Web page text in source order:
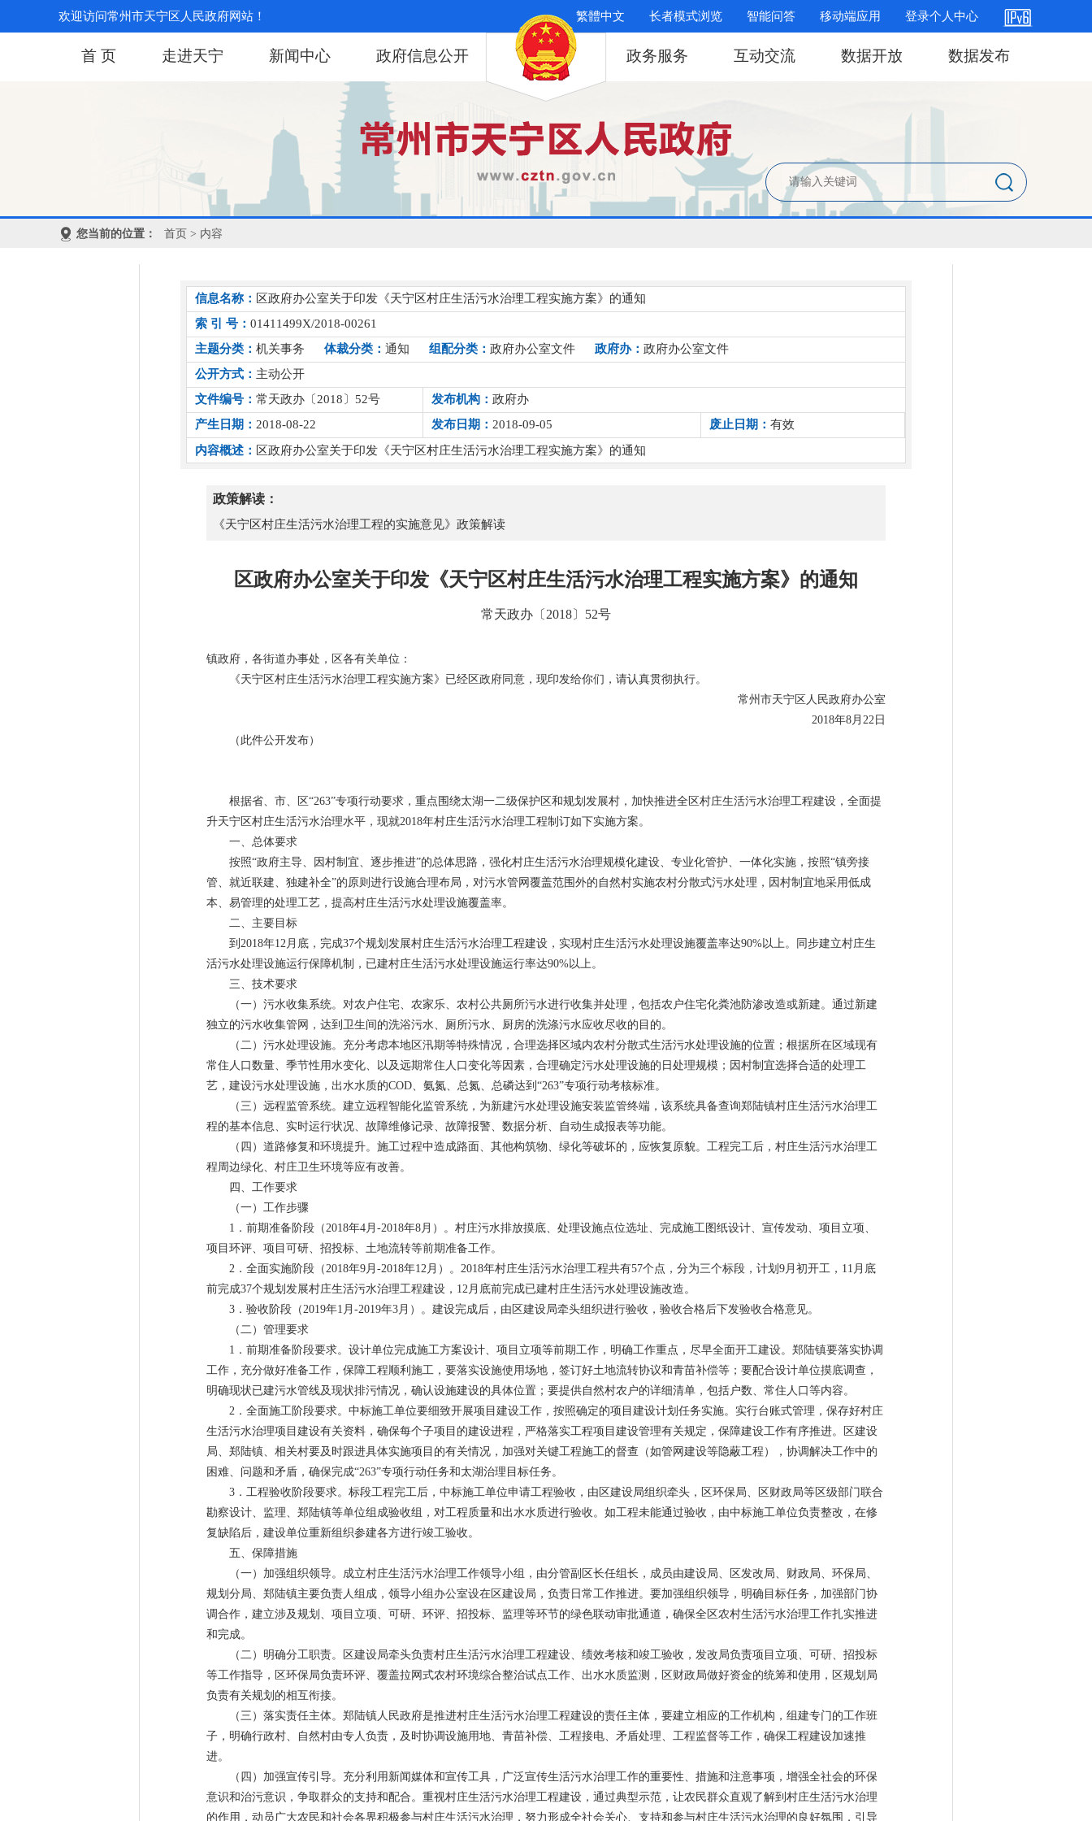
欢迎访问常州市天宁区人民政府网站！ 繁體中文 长者模式浏览 智能问答 移动端应用 登录个人中心
首 页 走进天宁 新闻中心 政府信息公开 政务服务 互动交流 数据开放 数据发布
您当前的位置： 首页 > 内容
信息名称： 区政府办公室关于印发《天宁区村庄生活污水治理工程实施方案》的通知
索 引 号： 01411499X/2018-00261
主题分类： 机关事务 体裁分类： 通知 组配分类： 政府办公室文件 政府办： 政府办公室文件
公开方式： 主动公开
文件编号： 常天政办〔2018〕52号 发布机构： 政府办
产生日期： 2018-08-22 发布日期： 2018-09-05 废止日期： 有效
内容概述： 区政府办公室关于印发《天宁区村庄生活污水治理工程实施方案》的通知
政策解读：
《天宁区村庄生活污水治理工程的实施意见》政策解读
区政府办公室关于印发《天宁区村庄生活污水治理工程实施方案》的通知
常天政办〔2018〕52号
镇政府，各街道办事处，区各有关单位：
《天宁区村庄生活污水治理工程实施方案》已经区政府同意，现印发给你们，请认真贯彻执行。
常州市天宁区人民政府办公室
2018年8月22日
（此件公开发布）
根据省、市、区“263”专项行动要求，重点围绕太湖一二级保护区和规划发展村，加快推进全区村庄生活污水治理工程建设，全面提
升天宁区村庄生活污水治理水平，现就2018年村庄生活污水治理工程制订如下实施方案。
一、总体要求
按照“政府主导、因村制宜、逐步推进”的总体思路，强化村庄生活污水治理规模化建设、专业化管护、一体化实施，按照“镇旁接
管、就近联建、独建补全”的原则进行设施合理布局，对污水管网覆盖范围外的自然村实施农村分散式污水处理，因村制宜地采用低成
本、易管理的处理工艺，提高村庄生活污水处理设施覆盖率。
二、主要目标
到2018年12月底，完成37个规划发展村庄生活污水治理工程建设，实现村庄生活污水处理设施覆盖率达90%以上。同步建立村庄生
活污水处理设施运行保障机制，已建村庄生活污水处理设施运行率达90%以上。
三、技术要求
（一）污水收集系统。对农户住宅、农家乐、农村公共厕所污水进行收集并处理，包括农户住宅化粪池防渗改造或新建。通过新建
独立的污水收集管网，达到卫生间的洗浴污水、厕所污水、厨房的洗涤污水应收尽收的目的。
（二）污水处理设施。充分考虑本地区汛期等特殊情况，合理选择区域内农村分散式生活污水处理设施的位置；根据所在区域现有
常住人口数量、季节性用水变化、以及远期常住人口变化等因素，合理确定污水处理设施的日处理规模；因村制宜选择合适的处理工
艺，建设污水处理设施，出水水质的COD、氨氮、总氮、总磷达到“263”专项行动考核标准。
（三）远程监管系统。建立远程智能化监管系统，为新建污水处理设施安装监管终端，该系统具备查询郑陆镇村庄生活污水治理工
程的基本信息、实时运行状况、故障维修记录、故障报警、数据分析、自动生成报表等功能。
（四）道路修复和环境提升。施工过程中造成路面、其他构筑物、绿化等破坏的，应恢复原貌。工程完工后，村庄生活污水治理工
程周边绿化、村庄卫生环境等应有改善。
四、工作要求
（一）工作步骤
1．前期准备阶段（2018年4月-2018年8月）。村庄污水排放摸底、处理设施点位选址、完成施工图纸设计、宣传发动、项目立项、
项目环评、项目可研、招投标、土地流转等前期准备工作。
2．全面实施阶段（2018年9月-2018年12月）。2018年村庄生活污水治理工程共有57个点，分为三个标段，计划9月初开工，11月底
前完成37个规划发展村庄生活污水治理工程建设，12月底前完成已建村庄生活污水处理设施改造。
3．验收阶段（2019年1月-2019年3月）。建设完成后，由区建设局牵头组织进行验收，验收合格后下发验收合格意见。
（二）管理要求
1．前期准备阶段要求。设计单位完成施工方案设计、项目立项等前期工作，明确工作重点，尽早全面开工建设。郑陆镇要落实协调
工作，充分做好准备工作，保障工程顺利施工，要落实设施使用场地，签订好土地流转协议和青苗补偿等；要配合设计单位摸底调查，
明确现状已建污水管线及现状排污情况，确认设施建设的具体位置；要提供自然村农户的详细清单，包括户数、常住人口等内容。
2．全面施工阶段要求。中标施工单位要细致开展项目建设工作，按照确定的项目建设计划任务实施。实行台账式管理，保存好村庄
生活污水治理项目建设有关资料，确保每个子项目的建设进程，严格落实工程项目建设管理有关规定，保障建设工作有序推进。区建设
局、郑陆镇、相关村要及时跟进具体实施项目的有关情况，加强对关键工程施工的督查（如管网建设等隐蔽工程），协调解决工作中的
困难、问题和矛盾，确保完成“263”专项行动任务和太湖治理目标任务。
3．工程验收阶段要求。标段工程完工后，中标施工单位申请工程验收，由区建设局组织牵头，区环保局、区财政局等区级部门联合
勘察设计、监理、郑陆镇等单位组成验收组，对工程质量和出水水质进行验收。如工程未能通过验收，由中标施工单位负责整改，在修
复缺陷后，建设单位重新组织参建各方进行竣工验收。
五、保障措施
（一）加强组织领导。成立村庄生活污水治理工作领导小组，由分管副区长任组长，成员由建设局、区发改局、财政局、环保局、
规划分局、郑陆镇主要负责人组成，领导小组办公室设在区建设局，负责日常工作推进。要加强组织领导，明确目标任务，加强部门协
调合作，建立涉及规划、项目立项、可研、环评、招投标、监理等环节的绿色联动审批通道，确保全区农村生活污水治理工作扎实推进
和完成。
（二）明确分工职责。区建设局牵头负责村庄生活污水治理工程建设、绩效考核和竣工验收，发改局负责项目立项、可研、招投标
等工作指导，区环保局负责环评、覆盖拉网式农村环境综合整治试点工作、出水水质监测，区财政局做好资金的统筹和使用，区规划局
负责有关规划的相互衔接。
（三）落实责任主体。郑陆镇人民政府是推进村庄生活污水治理工程建设的责任主体，要建立相应的工作机构，组建专门的工作班
子，明确行政村、自然村由专人负责，及时协调设施用地、青苗补偿、工程接电、矛盾处理、工程监督等工作，确保工程建设加速推
进。
（四）加强宣传引导。充分利用新闻媒体和宣传工具，广泛宣传生活污水治理工作的重要性、措施和注意事项，增强全社会的环保
意识和治污意识，争取群众的支持和配合。重视村庄生活污水治理工程建设，通过典型示范，让农民群众直观了解到村庄生活污水治理
的作用，动员广大农民和社会各界积极参与村庄生活污水治理，努力形成全社会关心、支持和参与村庄生活污水治理的良好氛围，引导